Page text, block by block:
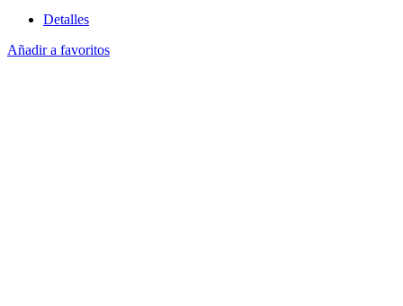
Detalles
Añadir a favoritos